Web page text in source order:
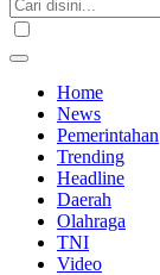
Home
News
Pemerintahan
Trending
Headline
Daerah
Olahraga
TNI
Video